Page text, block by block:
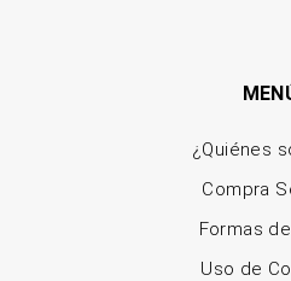
¿Quiénes
Compra
Formas
Uso de